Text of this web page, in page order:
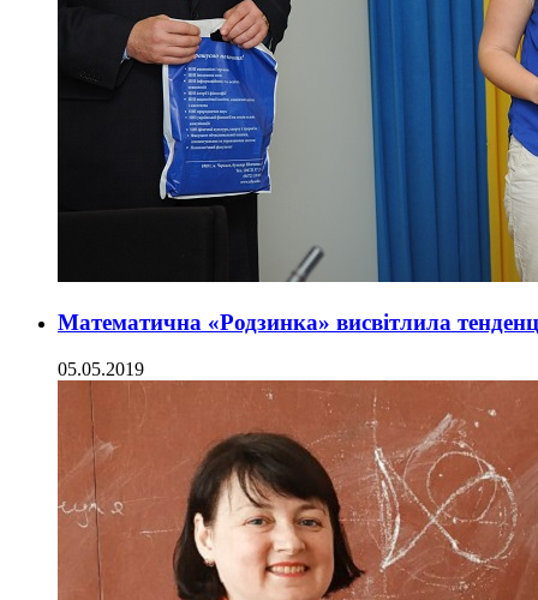
Математична «Родзинка» висвітлила
05.05.2019